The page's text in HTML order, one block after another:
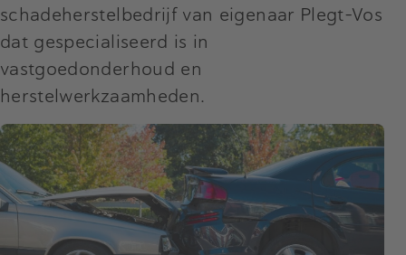
schadeherstelbedrijf van eigenaar Plegt-Vos
dat gespecialiseerd is in
vastgoedonderhoud en
herstelwerkzaamheden.